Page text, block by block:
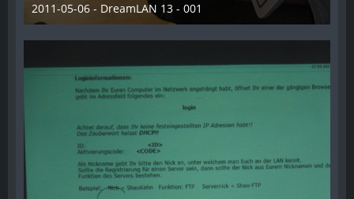
2011-05-06 - DreamLAN 13 - 001
28. Dezember 2012